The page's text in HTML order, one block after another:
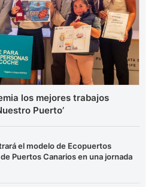
los mejores trabajos
Puerto’
el modelo de Ecopuertos
Puertos Canarios en una jornada